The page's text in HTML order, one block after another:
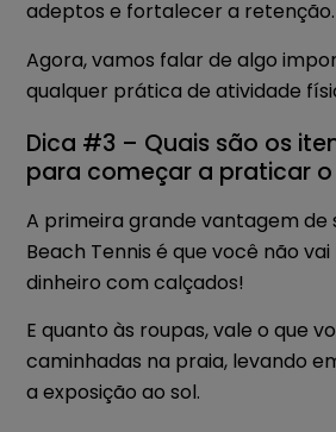
adeptos e fortalecer a retenção.
Agora, vamos falar de algo
qualquer prática de atividade
Dica #3 – Quais são os
para começar a praticar o
A primeira grande vantagem de
Beach Tennis é que você não
dinheiro com calçados!
E quanto às roupas, vale o que
caminhadas na praia, levando
a exposição ao sol.